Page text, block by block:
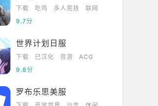
下载 吃鸡 多人竞技
联网
9.7分
世界计划日服
下载 已汉化 音游
ACG
9.8分
罗布乐思美服